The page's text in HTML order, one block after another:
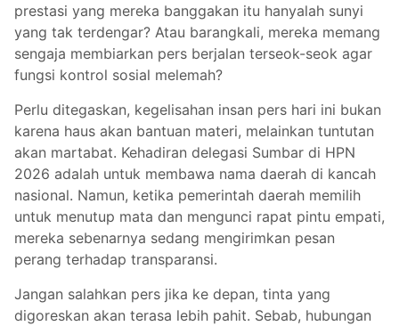
prestasi yang mereka banggakan itu hanyalah sunyi
yang tak terdengar? Atau barangkali, mereka memang
sengaja membiarkan pers berjalan terseok-seok agar
fungsi kontrol sosial melemah?
Perlu ditegaskan, kegelisahan insan pers hari ini bukan
karena haus akan bantuan materi, melainkan tuntutan
akan martabat. Kehadiran delegasi Sumbar di HPN
2026 adalah untuk membawa nama daerah di kancah
nasional. Namun, ketika pemerintah daerah memilih
untuk menutup mata dan mengunci rapat pintu empati,
mereka sebenarnya sedang mengirimkan pesan
perang terhadap transparansi.
Jangan salahkan pers jika ke depan, tinta yang
digoreskan akan terasa lebih pahit. Sebab, hubungan